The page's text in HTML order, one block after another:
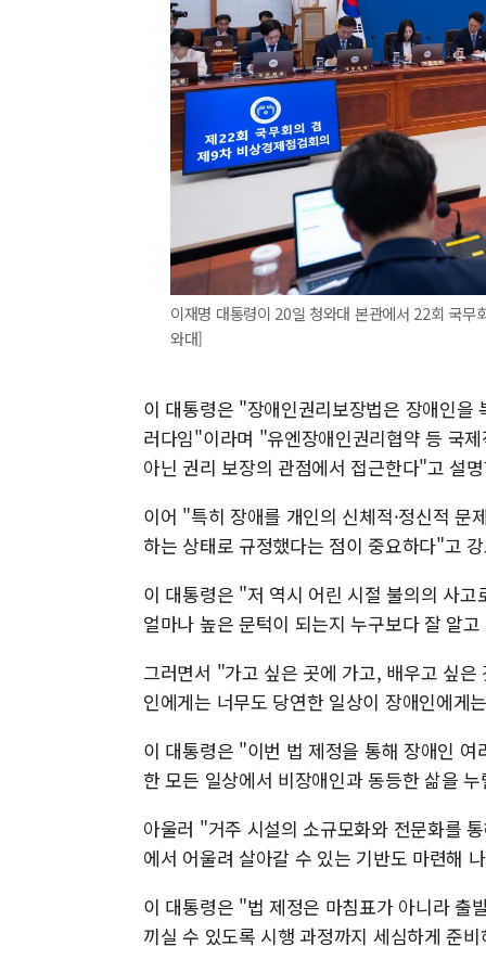
이재명 대통령이 20일 청와대 본관에서 22회 국
와대]
이 대통령은 "장애인권리보장법은 장애인을
러다임"이라며 "유엔장애인권리협약 등 국
아닌 권리 보장의 관점에서 접근한다"고 설
이어 "특히 장애를 개인의 신체적·정신적
하는 상태로 규정했다는 점이 중요하다"고
이 대통령은 "저 역시 어린 시절 불의의 사
얼마나 높은 문턱이 되는지 누구보다 잘 알
그러면서 "가고 싶은 곳에 가고, 배우고 싶
인에게는 너무도 당연한 일상이 장애인에게
이 대통령은 "이번 법 제정을 통해 장애인
한 모든 일상에서 비장애인과 동등한 삶을
아울러 "거주 시설의 소규모화와 전문화를
에서 어울려 살아갈 수 있는 기반도 마련해
이 대통령은 "법 제정은 마침표가 아니라 출
끼실 수 있도록 시행 과정까지 세심하게 준